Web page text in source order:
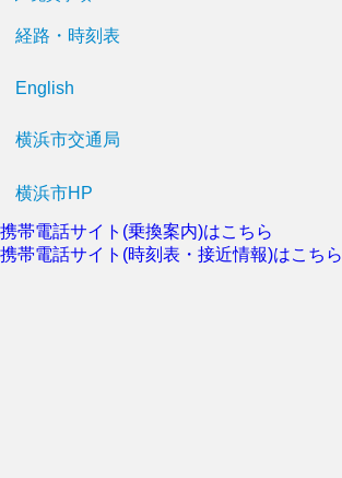
経路・時刻表
English
横浜市交通局
横浜市HP
携帯電話サイト(乗換案内)はこちら
携帯電話サイト(時刻表・接近情報)はこちら